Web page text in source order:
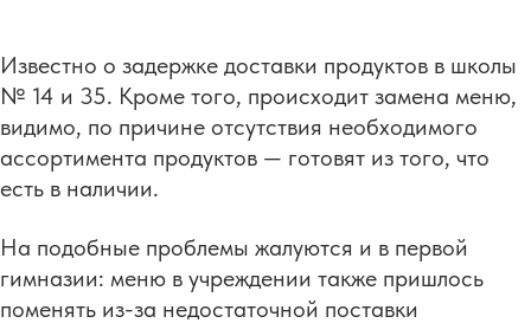
Известно о задержке доставки продуктов в школы
№ 14 и 35. Кроме того, происходит замена меню,
видимо, по причине отсутствия необходимого
ассортимента продуктов — готовят из того, что
есть в наличии.
На подобные проблемы жалуются и в первой
гимназии: меню в учреждении также пришлось
поменять из-за недостаточной поставки